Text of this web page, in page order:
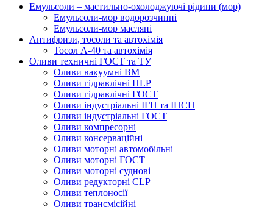
Емульсоли – мастильно-охолоджуючі рідини (мор)
Емульсоли-мор водорозчинні
Емульсоли-мор масляні
Антифризи, тосоли та автохімія
Тосол А-40 та автохімія
Оливи техничні ГОСТ та ТУ
Оливи вакуумні ВМ
Оливи гідравлічні HLP
Оливи гідравлічні ГОСТ
Оливи індустріальні ІГП та ІНСП
Оливи індустріальні ГОСТ
Оливи компресорні
Оливи консерваційні
Оливи моторні автомобільні
Оливи моторні ГОСТ
Оливи моторні суднові
Оливи редукторні CLP
Оливи теплоносії
Оливи трансмісійні